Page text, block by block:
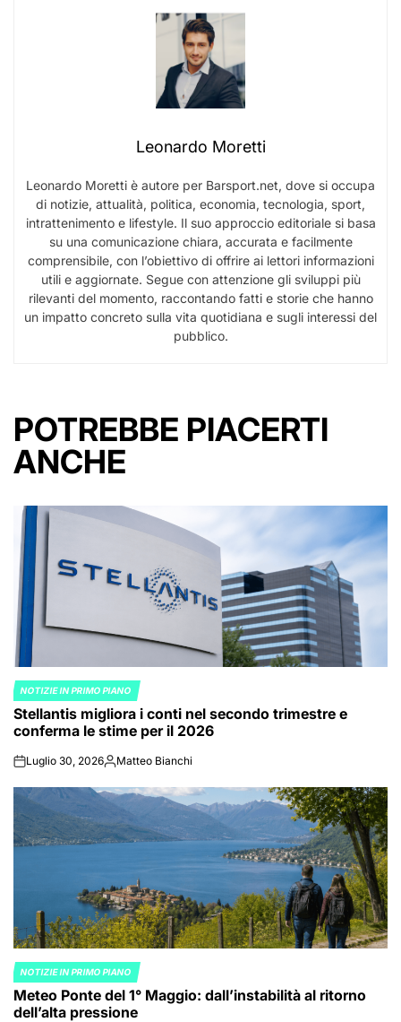
Leonardo Moretti
Leonardo Moretti è autore per Barsport.net, dove si occupa
di notizie, attualità, politica, economia, tecnologia, sport,
intrattenimento e lifestyle. Il suo approccio editoriale si basa
su una comunicazione chiara, accurata e facilmente
comprensibile, con l’obiettivo di offrire ai lettori informazioni
utili e aggiornate. Segue con attenzione gli sviluppi più
rilevanti del momento, raccontando fatti e storie che hanno
un impatto concreto sulla vita quotidiana e sugli interessi del
pubblico.
POTREBBE PIACERTI
ANCHE
POSTED
IN
NOTIZIE IN PRIMO PIANO
Stellantis migliora i conti nel secondo trimestre e
conferma le stime per il 2026
onLuglio 30, 2026Posted
Matteo Bianchi
POSTED
IN
NOTIZIE IN PRIMO PIANO
Meteo Ponte del 1° Maggio: dall’instabilità al ritorno
dell’alta pressione